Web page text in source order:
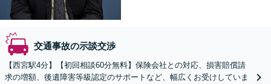
交通事故の示談交渉
【西宮駅4分】【初回相談60分無料】保険会社との対応、損害賠償請
求の増額、後遺障害等級認定のサポートなど、幅広くお受けしていま